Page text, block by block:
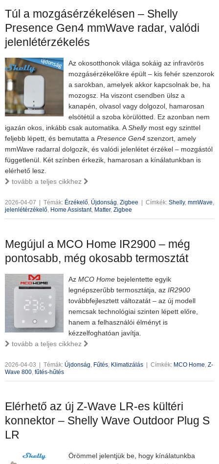
Túl a mozgásérzékelésen – Shelly
Presence Gen4 mmWave radar, valódi
jelenlétérzékelés
Az okosotthonok világa sokáig az infravörös
mozgásérzékelőkre épült – kis fehér szenzorok
a sarokban, amelyek akkor kapcsolnak be, ha
mozogsz. Ha viszont csendben ülsz a
kanapén, olvasol vagy dolgozol, hamarosan
elsötétül a szoba körülötted. Ez azonban nem
igazán okos, inkább csak automatika. AShellymost egy szinttel
feljebb lépett, és bemutatta a Presence Gen4 szenzort, amely
mmWave radarral dolgozik, és valódi jelenlétet érzékel – mozgástól
függetlenül. Két színben érkezik, hamarosan a kínálatunkban is
elérhető lesz.
tovább a teljes cikkhez
2026-04-07 Témák: Érzékelő, Újdonság, Zigbee Címkék: Shelly, mmWave,
jelenlétérzékelő, Home Assistant, Matter, Zigbee
Megújul a MCO Home IR2900 – még
pontosabb, még okosabb termosztát
Az MCO Home bejelentette egyik
legnépszerűbb termosztátja, az IR2900
továbbfejlesztett változatát – az új modell
nemcsak technológiai szinten lépett előre,
hanem a felhasználói élményt is
kézzelfoghatóan javítja.
tovább a teljes cikkhez
2026-04-03 Témák: Újdonság, Fűtés, Klimatizálás Címkék: MCO Home, Z-
Wave 800, fűtés-hűtés
Elérhető az új Z-Wave LR-es kültéri
konnektor – Shelly Wave Outdoor Plug S
LR
Örömmel jelentjük be, hogy kínálatunkba